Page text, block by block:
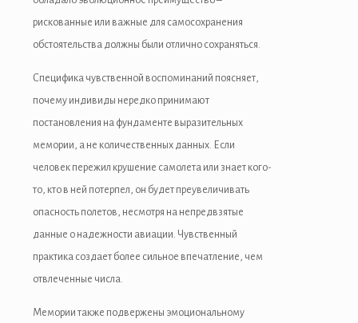
рискованные или важные для самосохранения
обстоятельства должны были отлично сохраняться.
Специфика чувственной воспоминаний поясняет,
почему индивиды нередко принимают
постановления на фундаменте выразительных
мемории, а не количественных данных. Если
человек пережил крушение самолета или знает кого-
то, кто в ней потерпел, он будет преувеличивать
опасность полетов, несмотря на непредвзятые
данные о надежности авиации. Чувственный
практика создает более сильное впечатление, чем
отвлеченные числа.
Мемории также подвержены эмоциональному